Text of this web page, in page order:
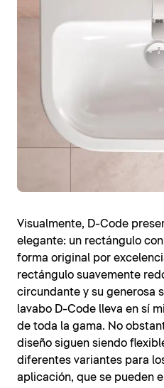
Visualmente, D-Code
elegante: un rectángulo
forma original por
rectángulo suavemente
circundante y su generosa
lavabo D-Code lleva en sí
de toda la gama. No
diseño siguen siendo
diferentes variantes para
aplicación, que se pueden